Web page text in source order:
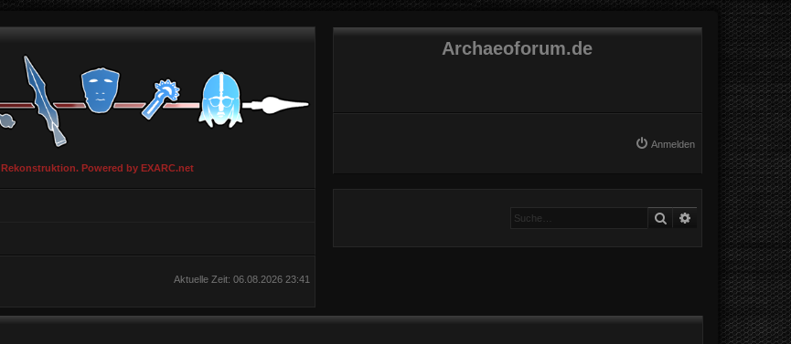
Powered by EXARC.net
Archaeoforum.de
Anmelden
Suche Erweiterte Suche
Aktuelle Zeit: 06.08.2026 23:41